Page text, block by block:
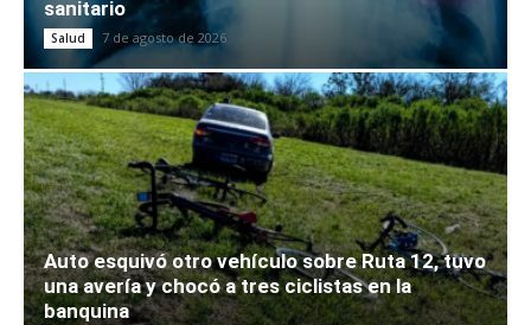
sanitario
Salud 7 de agosto de 2026
Auto esquivó otro vehículo sobre Ruta 12, tuvo
una avería y chocó a tres ciclistas en la
banquina